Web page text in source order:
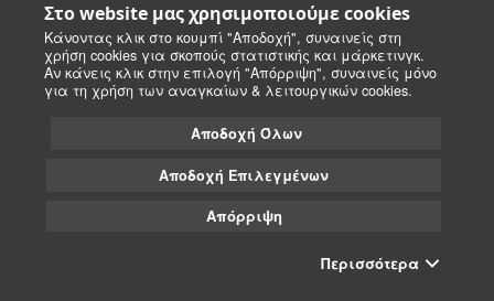
Στο website μας χρησιμοποιούμε cookies
Κάνοντας κλικ στο κουμπί "Αποδοχή", συναινείς στη
χρήση cookies για σκοπούς στατιστικής και μάρκετινγκ.
Αν κάνεις κλικ στην επιλογή "Απόρριψη", συναινείς μόνο
για τη χρήση των αναγκαίων & λειτουργικών cookies.
Αποδοχή Όλων
Αποδοχή Επιλεγμένων
Απόρριψη
Περισσότερα